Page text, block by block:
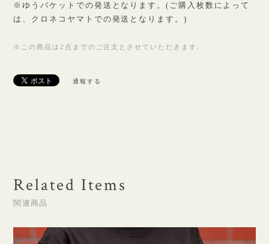
※ゆうパケットでの発送となります。(ご購入枚数によって
は、クロネコヤマトでの発送となります。)
※この商品は2点までのご注文とさせていただきます。
通報する
Related Items
関連商品